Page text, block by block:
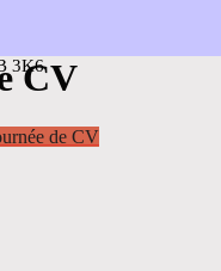
3K6CV
de CV